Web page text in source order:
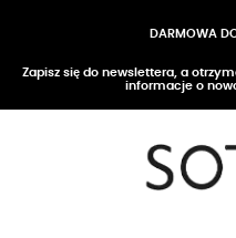
DARMOWA
Zapisz się do newslettera, a
informacje o